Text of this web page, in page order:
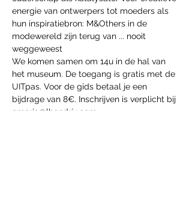
energie van ontwerpers tot moeders als
hun inspiratiebron: M&Others in de
modewereld zijn terug van ... nooit
weggeweest
We komen samen om 14u in de hal van
het museum. De toegang is gratis met de
UITpas. Voor de gids betaal je een
bijdrage van 8€. Inschrijven is verplicht bij
cmoria@lhendrix.com